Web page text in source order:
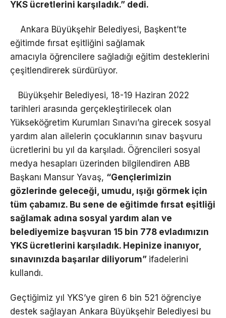
YKS ücretlerini karşıladık.” dedi.
Ankara Büyükşehir Belediyesi, Başkent’te
eğitimde fırsat eşitliğini sağlamak
amacıyla öğrencilere sağladığı eğitim desteklerini
çeşitlendirerek sürdürüyor.
Büyükşehir Belediyesi, 18-19 Haziran 2022
tarihleri arasında gerçekleştirilecek olan
Yükseköğretim Kurumları Sınavı’na girecek sosyal
yardım alan ailelerin çocuklarının sınav başvuru
ücretlerini bu yıl da karşıladı. Öğrencileri sosyal
medya hesapları üzerinden bilgilendiren ABB
Başkanı Mansur Yavaş, “Gençlerimizin
gözlerinde geleceği, umudu, ışığı görmek için
tüm çabamız. Bu sene de eğitimde fırsat eşitliği
sağlamak adına sosyal yardım alan ve
belediyemize başvuran 15 bin 778 evladımızın
YKS ücretlerini karşıladık. Hepinize inanıyor,
sınavınızda başarılar diliyorum” ifadelerini
kullandı.
Geçtiğimiz yıl YKS’ye giren 6 bin 521 öğrenciye
destek sağlayan Ankara Büyükşehir Belediyesi bu